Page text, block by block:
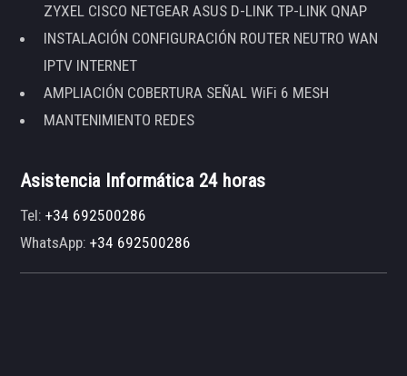
ZYXEL CISCO NETGEAR ASUS D-LINK TP-LINK QNAP
INSTALACIÓN CONFIGURACIÓN ROUTER NEUTRO WAN
IPTV INTERNET
AMPLIACIÓN COBERTURA SEÑAL WiFi 6 MESH
MANTENIMIENTO REDES
Asistencia Informática 24 horas
Tel:+34 692500286
WhatsApp:+34 692500286